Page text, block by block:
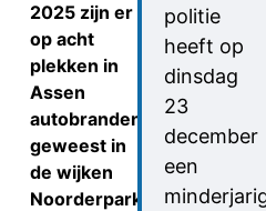
2025 zijn er
op acht
plekken in
Assen
autobranden
geweest in
de wijken
Noorderpark
politie
heeft op
dinsdag
23
december
een